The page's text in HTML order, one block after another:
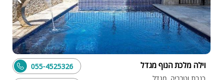
וילה מלכת הנוף מגדל 055-4525326